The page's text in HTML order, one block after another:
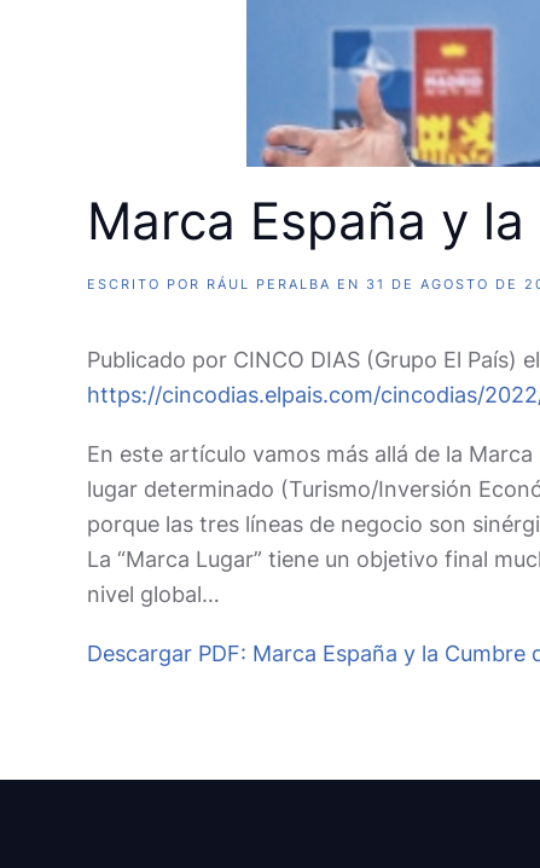
Marca España y
ESCRITO POR RÁUL PERALBA EN 31 DE AGOSTO DE
Publicado por CINCO DIAS (Grupo El País)
https://cincodias.elpais.com/cincodias/
En este artículo vamos más allá de la
lugar determinado (Turismo/Inversión
porque las tres líneas de negocio son
La “Marca Lugar” tiene un objetivo final
nivel global…
Descargar PDF: Marca España y la Cumbre